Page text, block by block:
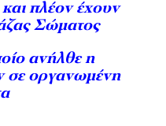
πλέον έχουν
Σώματος
ανήλθε η
σε οργανωμένη